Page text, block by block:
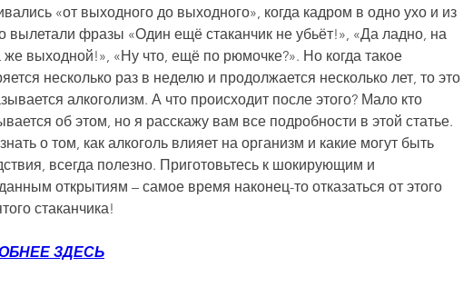
«от выходного до выходного», когда кадром в одно ухо и из
вылетали фразы «Один ещё стаканчик не убьёт!», «Да ладно, на
же выходной!», «Ну что, ещё по рюмочке?». Но когда такое
несколько раз в неделю и продолжается несколько лет, то это
алкоголизм. А что происходит после этого? Мало кто
об этом, но я расскажу вам все подробности в этой статье.
о том, как алкоголь влияет на организм и какие могут быть
всегда полезно. Приготовьтесь к шокирующим и
открытиям – самое время наконец-то отказаться от этого
стаканчика!
ЗДЕСЬ